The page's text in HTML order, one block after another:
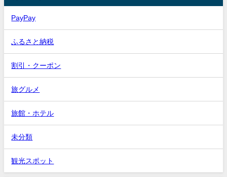
PayPay
ふるさと納税
割引・クーポン
旅グルメ
旅館・ホテル
未分類
観光スポット